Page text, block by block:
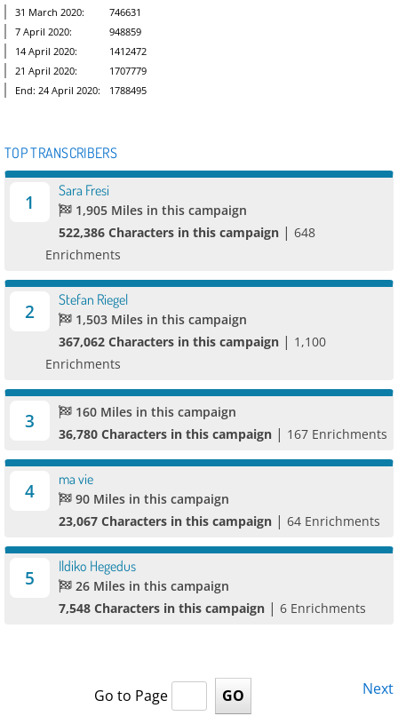
31 March 2020:
746631
7 April 2020:
948859
14 April 2020:
1412472
21 April 2020:
1707779
End: 24 April 2020:
1788495
TOP TRANSCRIBERS
1 Sara Fresi
1,905 Miles in this campaign
522,386 Characters in this campaign | 648
Enrichments
2 Stefan Riegel
1,503 Miles in this campaign
367,062 Characters in this campaign | 1,100
Enrichments
3
160 Miles in this campaign
36,780 Characters in this campaign | 167 Enrichments
4 ma vie
90 Miles in this campaign
23,067 Characters in this campaign | 64 Enrichments
5 Ildiko Hegedus
26 Miles in this campaign
7,548 Characters in this campaign | 6 Enrichments
Next
Go to Page GO